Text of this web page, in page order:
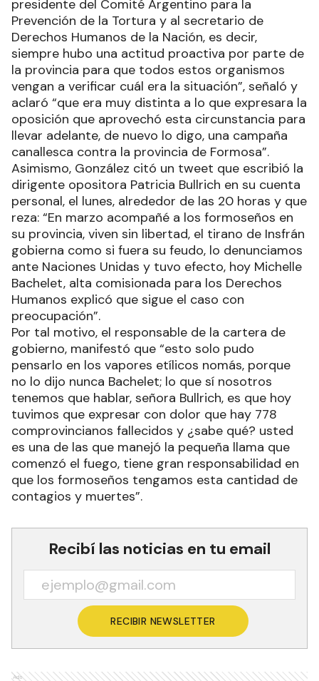
respecto a la cuestión”, y recordó que la ONU
realizó la visita virtual a la provincia a partir de
una invitación del gobernador Gildo Insfrán,
aunque “parece que muchos se olvidan”.
“Fue contemporánea a las invitaciones que hizo al
presidente del Comité Argentino para la
Prevención de la Tortura y al secretario de
Derechos Humanos de la Nación, es decir,
siempre hubo una actitud proactiva por parte de
la provincia para que todos estos organismos
vengan a verificar cuál era la situación”, señaló y
aclaró “que era muy distinta a lo que expresara la
oposición que aprovechó esta circunstancia para
llevar adelante, de nuevo lo digo, una campaña
canallesca contra la provincia de Formosa”.
Asimismo, González citó un tweet que escribió la
dirigente opositora Patricia Bullrich en su cuenta
personal, el lunes, alrededor de las 20 horas y que
reza: “En marzo acompañé a los formoseños en
su provincia, viven sin libertad, el tirano de Insfrán
gobierna como si fuera su feudo, lo denunciamos
ante Naciones Unidas y tuvo efecto, hoy Michelle
Bachelet, alta comisionada para los Derechos
Humanos explicó que sigue el caso con
preocupación”.
Por tal motivo, el responsable de la cartera de
gobierno, manifestó que “esto solo pudo
pensarlo en los vapores etílicos nomás, porque
no lo dijo nunca Bachelet; lo que sí nosotros
tenemos que hablar, señora Bullrich, es que hoy
tuvimos que expresar con dolor que hay 778
es una de las que manejó la pequeña llama que
comenzó el fuego, tiene gran responsabilidad en
que los formoseños tengamos esta cantidad de
contagios y muertes”.
Recibí las noticias en tu email